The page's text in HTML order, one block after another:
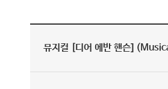
뮤지컬 [디어 에반 핸슨]